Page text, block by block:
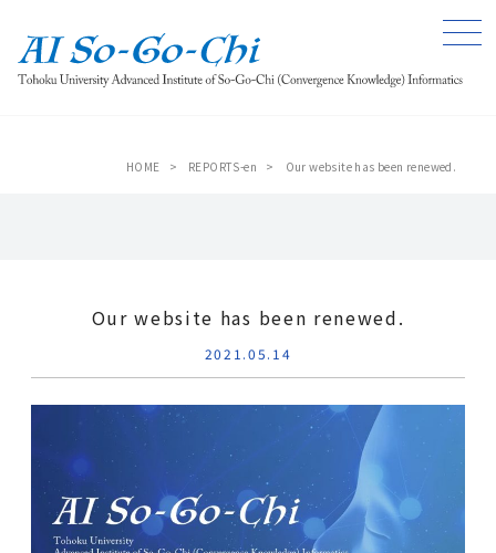
HOME > REPORTS-en > Our website has been renewed.
Our website has been renewed.
2021.05.14